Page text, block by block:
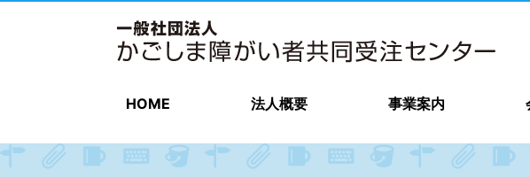
HOME 法人概要 事業案内